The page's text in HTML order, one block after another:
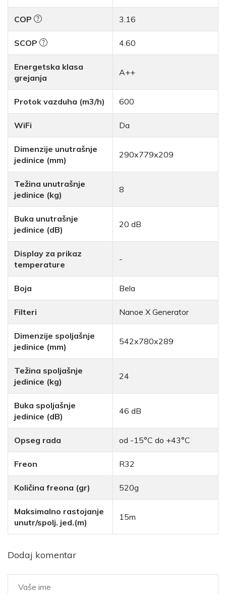
COP 3.16
SCOP 4.60
Energetska klasa
grejanja
A++
Protok vazduha (m3/h) 600
WiFi Da
Dimenzije unutrašnje
jedinice (mm)
290x779x209
Težina unutrašnje
jedinice (kg)
8
Buka unutrašnje
jedinice (dB)
20 dB
Display za prikaz
temperature
-
Boja Bela
Filteri Nanoe X Generator
Dimenzije spoljašnje
jedinice (mm)
542x780x289
Težina spoljašnje
jedinice (kg)
24
Buka spoljašnje
jedinice (dB)
46 dB
Opseg rada od -15°C do +43°C
Freon R32
Količina freona (gr) 520g
Maksimalno rastojanje
unutr/spolj. jed.(m)
15m
Dodaj komentar